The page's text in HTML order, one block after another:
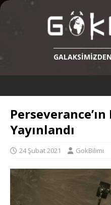
Yayınlandı
24 Şubat 2021 GokBilimi